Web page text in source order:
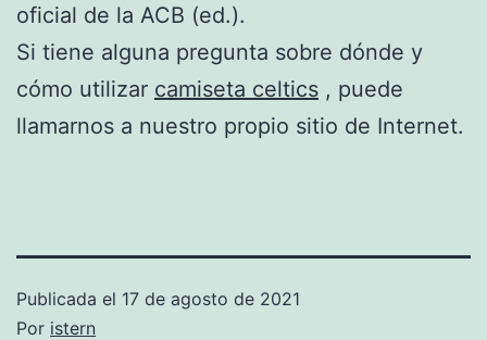
oficial de la ACB (ed.).
Si tiene alguna pregunta sobre dónde y
cómo utilizar camiseta celtics , puede
llamarnos a nuestro propio sitio de Internet.
Publicada el 17 de agosto de 2021
Por istern